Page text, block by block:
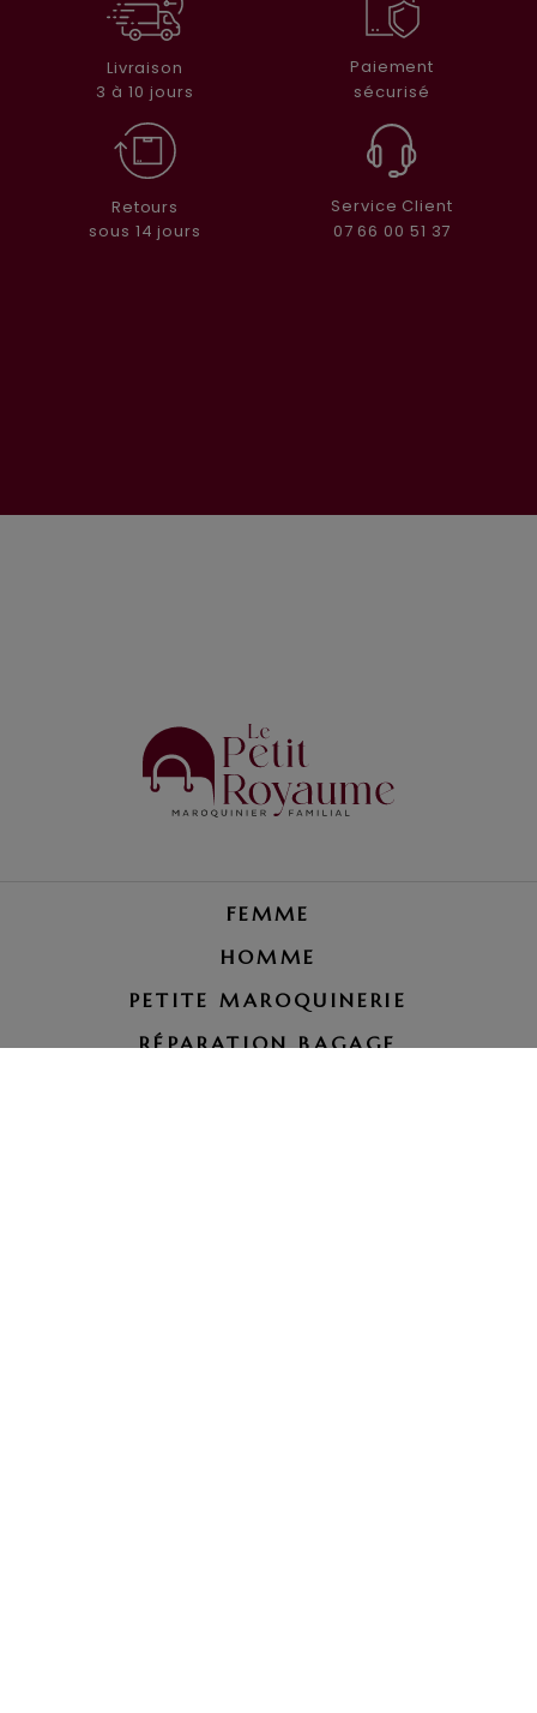
Livraison
3 à 10 jours
Paiement
sécurisé
Retours
sous 14 jours
Service Client
07 66 00 51 37
FEMME
HOMME
PETITE MAROQUINERIE
RÉPARATION BAGAGE